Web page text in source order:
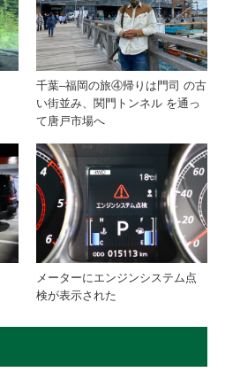
千葉–福岡の旅④帰りは門司 の古
い街並み、関門トンネル を通っ
て唐戸市場へ
メーターにエンジンシステム点
検が表示された